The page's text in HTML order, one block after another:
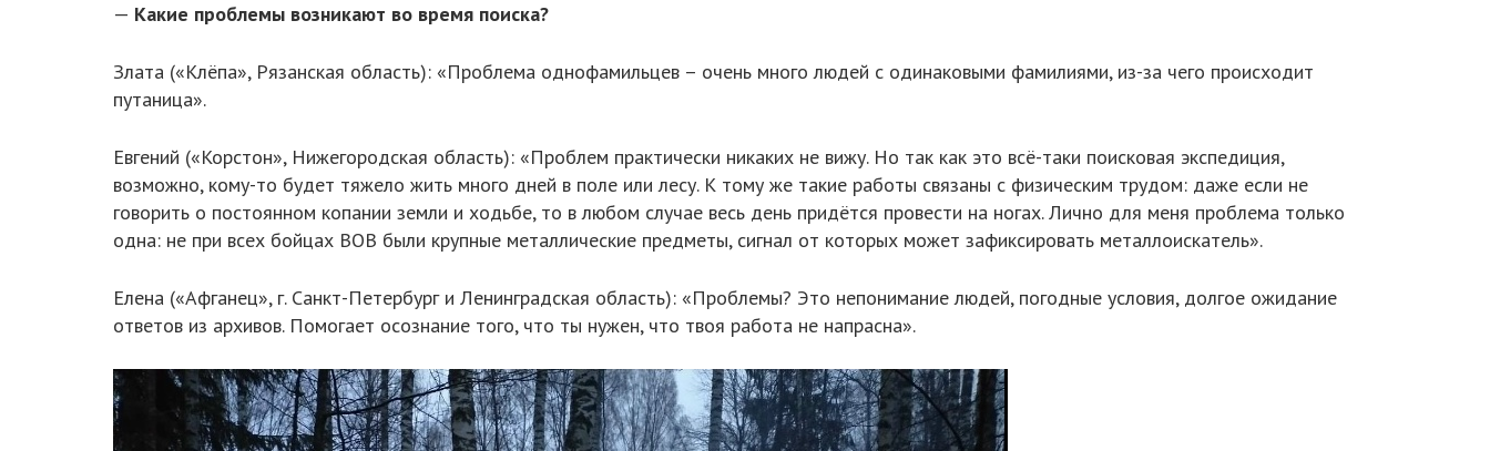
— Какие проблемы возникают во время поиска?
Злата («Клёпа», Рязанская область): «Проблема однофамильцев – очень много людей с одинаковыми фамилиями, из-за чего происходит
путаница».
Евгений («Корстон», Нижегородская область): «Проблем практически никаких не вижу. Но так как это всё-таки поисковая экспедиция,
возможно, кому-то будет тяжело жить много дней в поле или лесу. К тому же такие работы связаны с физическим трудом: даже если не
говорить о постоянном копании земли и ходьбе, то в любом случае весь день придётся провести на ногах. Лично для меня проблема только
одна: не при всех бойцах ВОВ были крупные металлические предметы, сигнал от которых может зафиксировать металлоискатель».
Елена («Афганец», г. Санкт-Петербург и Ленинградская область): «Проблемы? Это непонимание людей, погодные условия, долгое ожидание
ответов из архивов. Помогает осознание того, что ты нужен, что твоя работа не напрасна».